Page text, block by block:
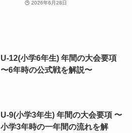
2026年6月28日
U-12(小学6年生) 年間の大会要項
〜6年時の公式戦を解説〜
U-9(小学3年生) 年間の大会要項 〜
小学3年時の一年間の流れを解